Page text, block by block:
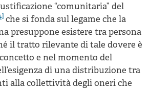
“comunitaria” del
che si fonda sul legame che la
presuppone esistere tra persona
il tratto rilevante di tale dovere è
e nel momento del
di una distribuzione tra
alla collettività degli oneri che